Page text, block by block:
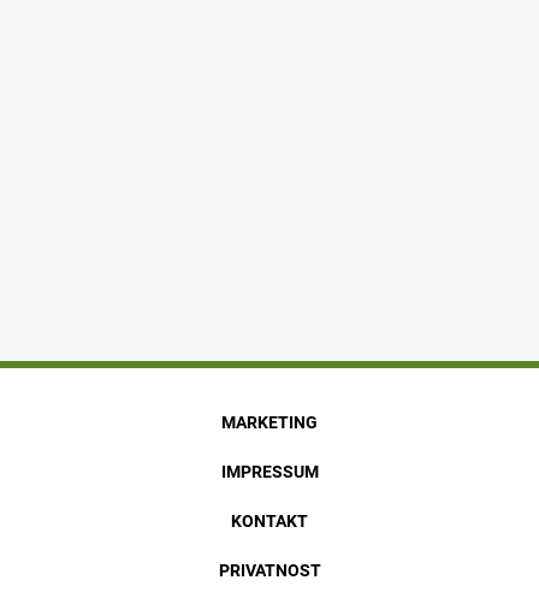
MARKETING
IMPRESSUM
KONTAKT
PRIVATNOST